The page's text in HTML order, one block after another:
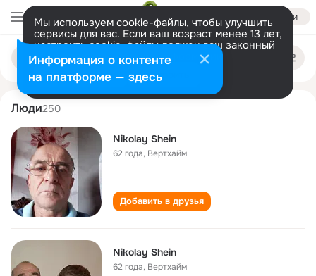
Войти
Мы используем cookie-файлы, чтобы улучшить
сервисы для вас. Если ваш возраст менее 13 лет,
настроить cookie-файлы должен ваш законный
представитель. Больше информации
Разрешить все Настроить
Поиск
людям
nikolay shein
Люди250
Nikolay Shein
62 года, Вертхайм
Добавить в друзья
Nikolay Shein
62 года, Вертхайм
Информация о контенте
на платформе — здесь